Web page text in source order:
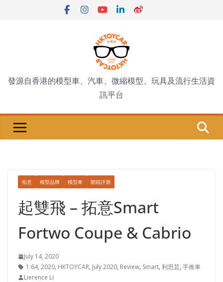
發源自香港的模型車、汽車、微縮模型、玩具及流行生活資
訊平台
拓意 模型品牌 模型車 開箱評測
起雙飛 – 拓意Smart
Fortwo Coupe & Cabrio
July 14, 2020
1:64, 2020, HKTOYCAR, July 2020, Review, Smart, 利思芸, 手推車
Lierence Li